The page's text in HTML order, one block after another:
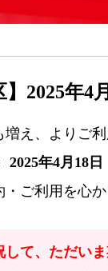
】2025年4
え、よりご
2025年4月18日
・ご利用を心
して、ただい